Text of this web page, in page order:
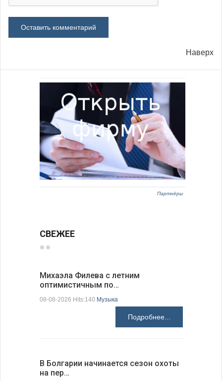
Наверх
Партнёры
СВЕЖЕЕ
Михаэла Филева с летним
оптимистичным по…
08-08-2026 Hits:140 Музыка
Подробнее...
В Болгарии начинается сезон охоты
на пер…